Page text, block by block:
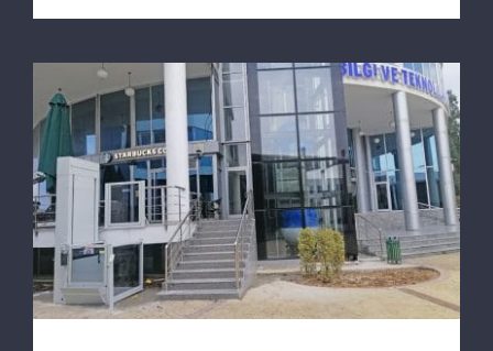
Yeni nesil Core engelli asansörü